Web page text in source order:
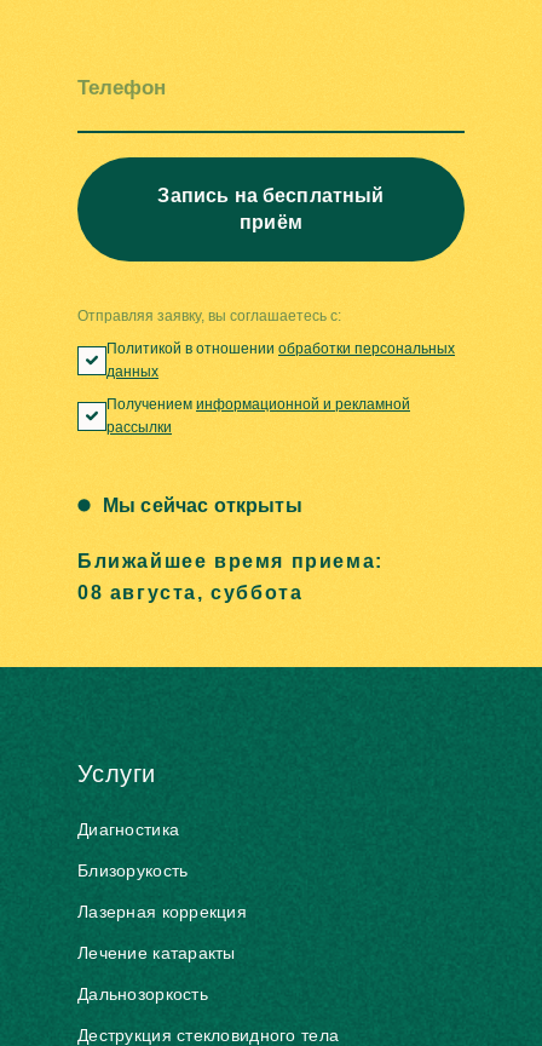
Телефон
Запись на бесплатный
приём
Отправляя заявку, вы соглашаетесь с:
Политикой в отношении обработки персональных
данных
Получением информационной и рекламной
рассылки
Мы сейчас открыты
Ближайшее время приема:
08 августа, суббота
Услуги
Диагностика
Близорукость
Лазерная коррекция
Лечение катаракты
Дальнозоркость
Деструкция стекловидного тела